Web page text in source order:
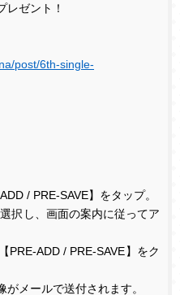
レゼント！
post/6th-single-
/ PRE-SAVE】をタップ。
択し、画面の案内に従ってア
PRE-ADD / PRE-SAVE】をク
メールで送付されます。